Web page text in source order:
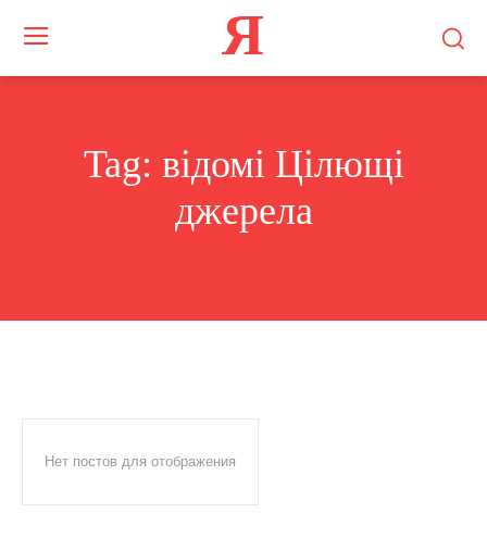
Я
Tag: відомі Цілющі
джерела
Нет постов для отображения